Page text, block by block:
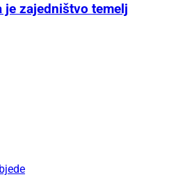
je zajedništvo temelj